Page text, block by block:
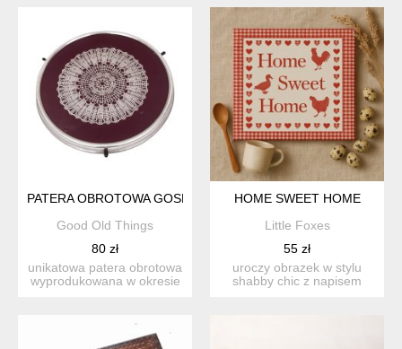
PATERA OBROTOWA GOSMET BYDGOSZCZ PRL LATA 70.
Good Old Things
80 zł
unikatowa patera obrotowa
wyprodukowana w okresie
HOME SWEET HOME
Little Foxes
55 zł
uroczy obrazek w stylu
shabby chic z napisem